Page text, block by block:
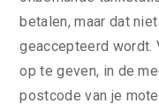
betalen, maar dat
geaccepteerd wordt.
op te geven, in de
postcode van je